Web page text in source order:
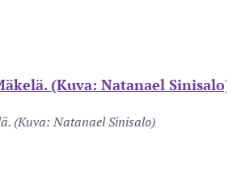
(Kuva: Natanael Sinisalo)